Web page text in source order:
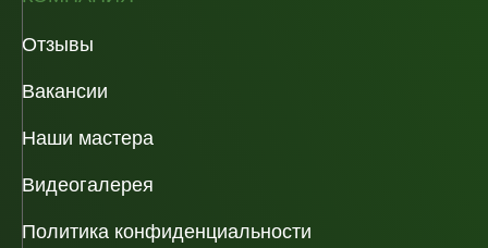
Отзывы
Вакансии
Наши мастера
Видеогалерея
Политика конфиденциальности